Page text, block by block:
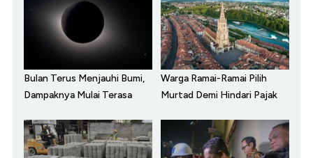
Bulan Terus Menjauhi Bumi,
Dampaknya Mulai Terasa
Warga Ramai-Ramai Pilih
Murtad Demi Hindari Pajak